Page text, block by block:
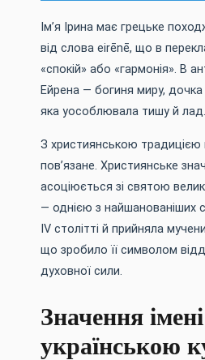
Ім’я Ірина має грецьке
від слова eirēnē, що в
«спокій» або «гармонія». В
Ейрена — богиня миру,
яка уособлювала тишу й лад.
З християнською традицією
пов’язане. Християнське
асоціюється зі святою
— однією з найшанованіших
IV столітті й прийняла
що зробило її символом
духовної сили.
Значення
українською